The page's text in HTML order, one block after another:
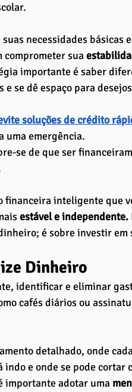
suas necessidades
comprometer sua
importante é saber
e se dê espaço para
soluções de crédito
uma emergência.
se de que ser
financeira inteligente que
estável e independente.
é sobre investir em
Dinheiro
identificar e eliminar
cafés diários ou
detalhado, onde
indo e onde se pode cortar
importante adotar uma